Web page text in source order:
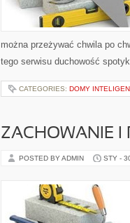
można przeżywać chwila po
tego serwisu duchowość
CATEGORIES: DOMY
ZACHOWANIE I
POSTED BY ADMIN STY -